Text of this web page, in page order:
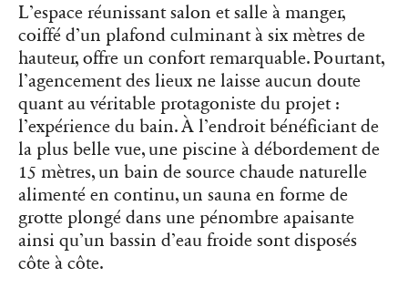
L’espace réunissant salon et salle à manger,
coiffé d’un plafond culminant à six mètres de
hauteur, offre un confort remarquable. Pourtant,
l’agencement des lieux ne laisse aucun doute
quant au véritable protagoniste du projet :
l’expérience du bain. À l’endroit bénéficiant de
la plus belle vue, une piscine à débordement de
15 mètres, un bain de source chaude naturelle
alimenté en continu, un sauna en forme de
grotte plongé dans une pénombre apaisante
ainsi qu’un bassin d’eau froide sont disposés
côte à côte.